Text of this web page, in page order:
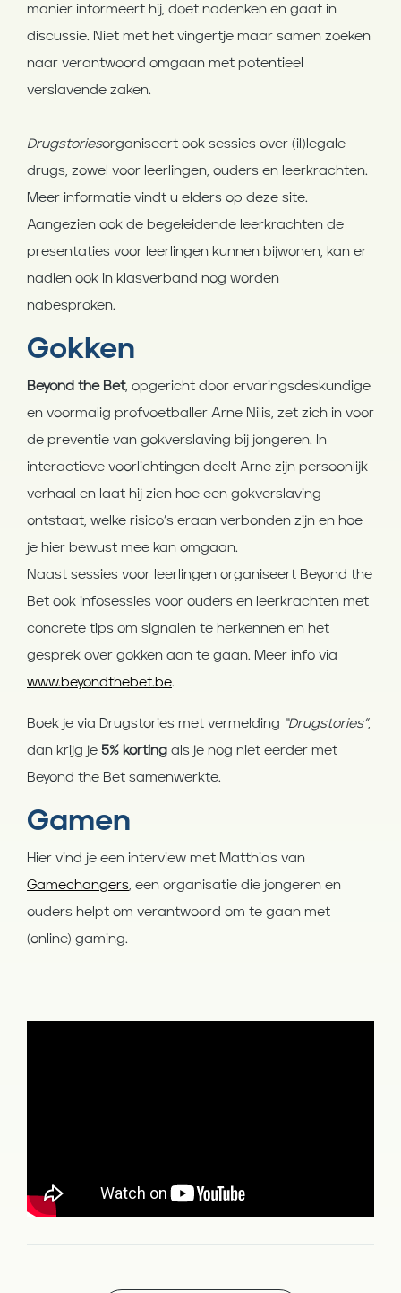
manier informeert hij, doet nadenken en gaat in
discussie. Niet met het vingertje maar samen zoeken
naar verantwoord omgaan met potentieel
verslavende zaken.
Drugstoriesorganiseert ook sessies over (il)legale
drugs, zowel voor leerlingen, ouders en leerkrachten.
Meer informatie vindt u elders op deze site.
Aangezien ook de begeleidende leerkrachten de
presentaties voor leerlingen kunnen bijwonen, kan er
nadien ook in klasverband nog worden
nabesproken.
Gokken
Beyond the Bet, opgericht door ervaringsdeskundige
en voormalig profvoetballer Arne Nilis, zet zich in voor
de preventie van gokverslaving bij jongeren. In
interactieve voorlichtingen deelt Arne zijn persoonlijk
verhaal en laat hij zien hoe een gokverslaving
ontstaat, welke risico’s eraan verbonden zijn en hoe
je hier bewust mee kan omgaan.
Naast sessies voor leerlingen organiseert Beyond the
Bet ook infosessies voor ouders en leerkrachten met
concrete tips om signalen te herkennen en het
gesprek over gokken aan te gaan. Meer info via
www.beyondthebet.be.
Boek je via Drugstories met vermelding “Drugstories”,
dan krijg je 5% korting als je nog niet eerder met
Beyond the Bet samenwerkte.
Gamen
Hier vind je een interview met Matthias van
Gamechangers, een organisatie die jongeren en
ouders helpt om verantwoord om te gaan met
(online) gaming.